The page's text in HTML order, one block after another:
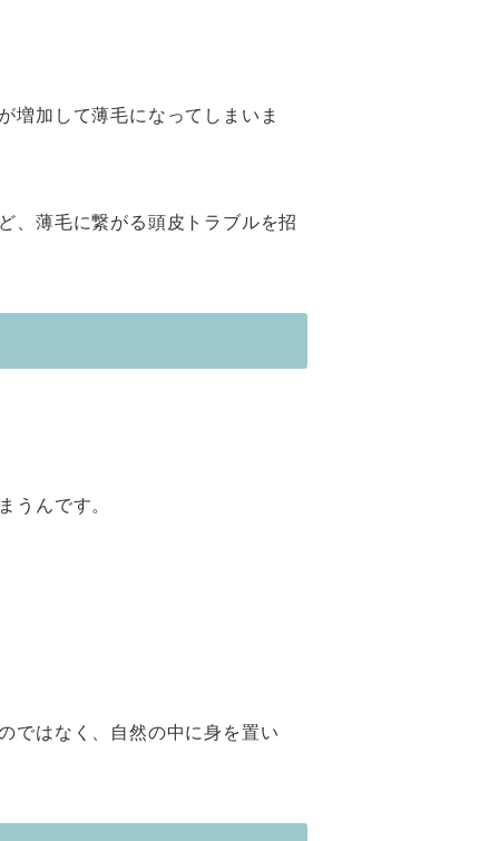
増加して薄毛になってしまいま
、薄毛に繋がる頭皮トラブルを招
うんです。
ではなく、自然の中に身を置い